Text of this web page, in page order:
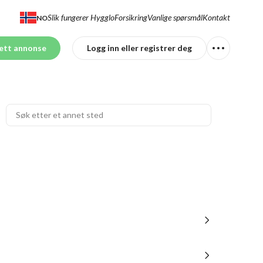
NOSlik fungerer HyggloForsikringVanlige spørsmålKontakt
annonse Logg inn eller registrer deg